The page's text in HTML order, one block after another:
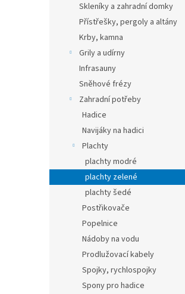
Skleníky a zahradní domky
Přístřešky, pergoly a altány
Krby, kamna
Grily a udírny
Infrasauny
Sněhové frézy
Zahradní potřeby
Hadice
Navijáky na hadici
Plachty
plachty modré
plachty zelené
plachty šedé
Postřikovače
Popelnice
Nádoby na vodu
Prodlužovací kabely
Spojky, rychlospojky
Spony pro hadice